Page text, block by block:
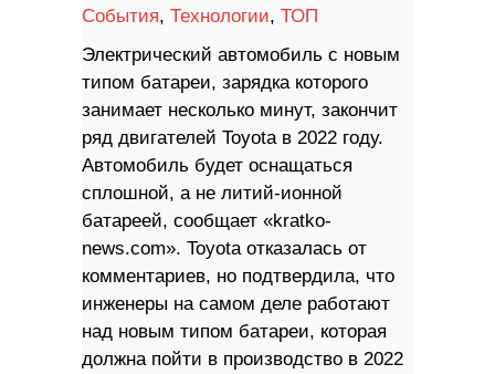
События, Технологии, ТОП
Электрический автомобиль с новым
типом батареи, зарядка которого
занимает несколько минут, закончит
ряд двигателей Toyota в 2022 году.
Автомобиль будет оснащаться
сплошной, а не литий-ионной
батареей, сообщает «kratko-
news.com». Toyota отказалась от
комментариев, но подтвердила, что
инженеры на самом деле работают
над новым типом батареи, которая
должна пойти в производство в 2022